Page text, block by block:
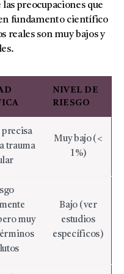
preocupaciones que
fundamento científico
reales son muy bajos y
NIVEL DE
RIESGO
precisa
trauma
Muy bajo (<
1%)
muy
Bajo (ver
estudios
específicos)